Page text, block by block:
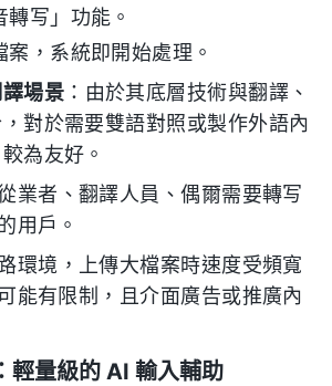
写」功能。
案，系統即開始處理。
場景 ：由於其底層技術與翻譯、
對於需要雙語對照或製作外語內
為友好。
業者、翻譯人員、偶爾需要轉写
用戶。
環境，上傳大檔案時速度受頻寬
能有限制，且介面廣告或推廣內
輕量級的 AI 輸入輔助